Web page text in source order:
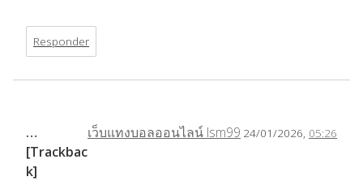
Responder
เว็บแทงบอลออนไลน์ lsm99 24/01/2026, 05:26
…
[Trackbac
k]